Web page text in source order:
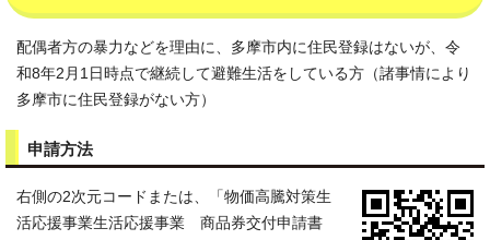
配偶者方の暴力などを理由に、多摩市内に住民登録はないが、令
和8年2月1日時点で継続して避難生活をしている方（諸事情により
多摩市に住民登録がない方）
申請方法
右側の2次元コードまたは、「物価高騰対策生
活応援事業生活応援事業 商品券交付申請書